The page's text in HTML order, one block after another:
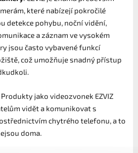
které nabízejí pokročilé
detekce pohybu, noční vidění,
a záznam ve vysokém
jsou často vybavené funkcí
což umožňuje snadný přístup
Produkty jako videozvonek EZVIZ
vidět a komunikovat s
chytrého telefonu, a to
doma.